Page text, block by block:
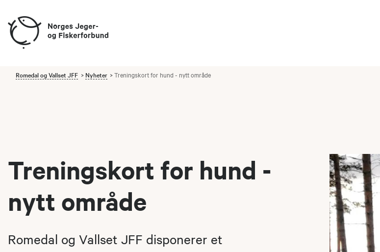
Romedal og Vallset JFF Nyheter Treningskort for hund - nytt område
Treningskort for hund -
nytt område
Romedal og Vallset JFF disponerer et